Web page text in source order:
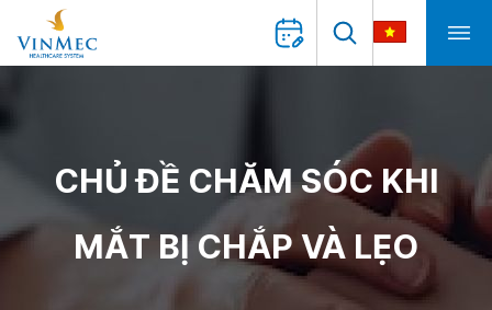
CHỦ ĐỀ CHĂM SÓC KHI
MẮT BỊ CHẮP VÀ LẸO